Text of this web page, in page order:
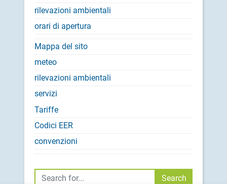
rilevazioni ambientali
orari di apertura
Mappa del sito
meteo
rilevazioni ambientali
servizi
Tariffe
Codici EER
convenzioni
Cerca Search